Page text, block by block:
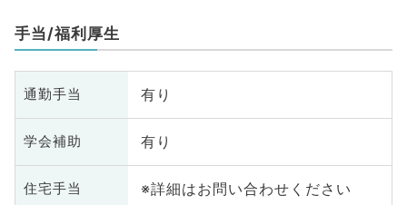
手当/福利厚生
通勤手当 有り
学会補助 有り
住宅手当 ※詳細はお問い合わせください